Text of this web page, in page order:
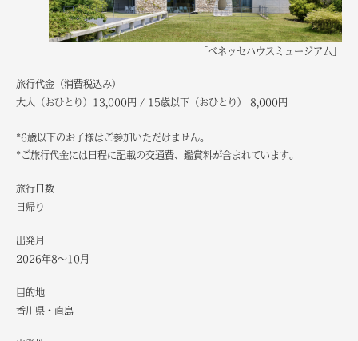
「ベネッセハウスミュージアム」
旅行代金（消費税込み）
大人（おひとり）13,000円 / 15歳以下（おひとり） 8,000円
*6歳以下のお子様はご参加いただけません。
*ご旅行代金には日程に記載の交通費、鑑賞料が含まれています。
旅行日数
日帰り
出発月
2026年8～10月
目的地
香川県・直島